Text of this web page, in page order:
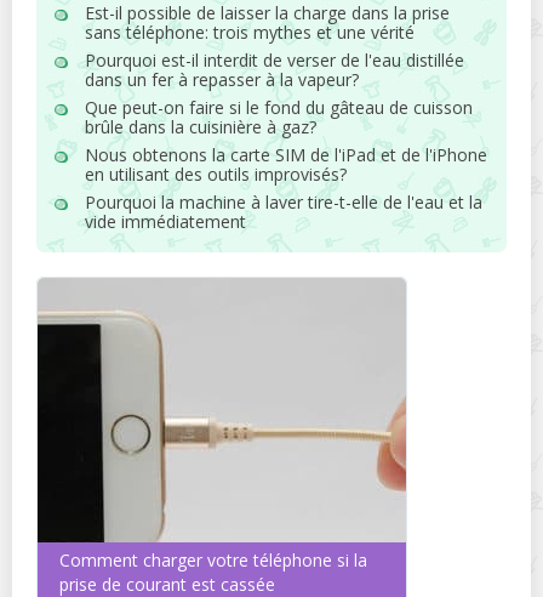
Est-il possible de laisser la charge dans la prise
sans téléphone: trois mythes et une vérité
Pourquoi est-il interdit de verser de l'eau distillée
dans un fer à repasser à la vapeur?
Que peut-on faire si le fond du gâteau de cuisson
brûle dans la cuisinière à gaz?
Nous obtenons la carte SIM de l'iPad et de l'iPhone
en utilisant des outils improvisés?
Pourquoi la machine à laver tire-t-elle de l'eau et la
vide immédiatement
Comment charger votre téléphone si la
prise de courant est cassée